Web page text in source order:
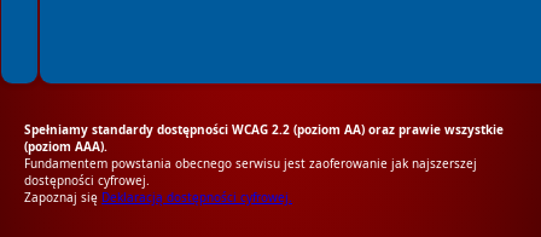
Spełniamy standardy dostępności WCAG 2.2 (poziom AA) oraz prawie wszystkie
(poziom AAA).
Fundamentem powstania obecnego serwisu jest zaoferowanie jak najszerszej
dostępności cyfrowej.
Zapoznaj się Deklaracją dostępności cyfrowej.